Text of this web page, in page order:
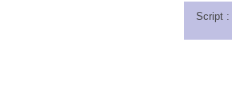
Script :